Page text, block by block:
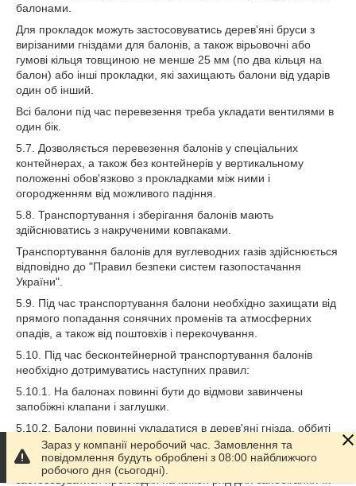
балонами.
Для прокладок можуть застосовуватись дерев'яні бруси з
вирізаними гніздами для балонів, а також вірьовочні або
гумові кільця товщиною не менше 25 мм (по два кільця на
балон) або інші прокладки, які захищають балони від ударів
один об інший.
Всі балони під час перевезення треба укладати вентилями в
один бік.
5.7. Дозволяється перевезення балонів у спеціальних
контейнерах, а також без контейнерів у вертикальному
положенні обов'язково з прокладками між ними і
огородженням від можливого падіння.
5.8. Транспортування і зберігання балонів мають
здійснюватись з накрученими ковпаками.
Транспортування балонів для вуглеводних газів здійснюється
відповідно до "Правил безпеки систем газопостачання
України".
5.9. Під час транспортування балони необхідно захищати від
прямого попадання сонячних променів та атмосферних
опадів, а також від поштовхів і перекочування.
5.10. Під час бесконтейнерной транспортування балонів
необхідно дотримуватись наступних правил:
5.10.1. На балонах повинні бути до відмови завинчены
запобіжні клапани і заглушки.
5.10.2. Балони повинні укладатися в дерев'яні гнізда, оббиті
повстю або іншим м'яким матеріалом.
5.10.3. При навантаженні більше одного ряду балонів повинні
застосовуватися прокладки на кожен ряд для запобігання їх
Зараз у компанії неробочий час. Замовлення та
повідомлення будуть оброблені з 08:00 найближчого
робочого дня (сьогодні).